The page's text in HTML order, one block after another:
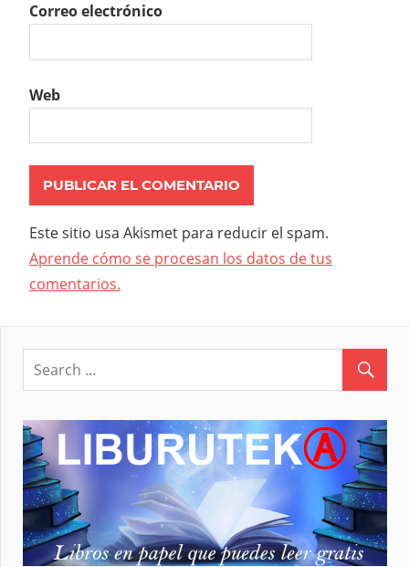
Correo electrónico
Web
Este sitio usa Akismet para reducir el spam.
Aprende cómo se procesan los datos de tus
comentarios.